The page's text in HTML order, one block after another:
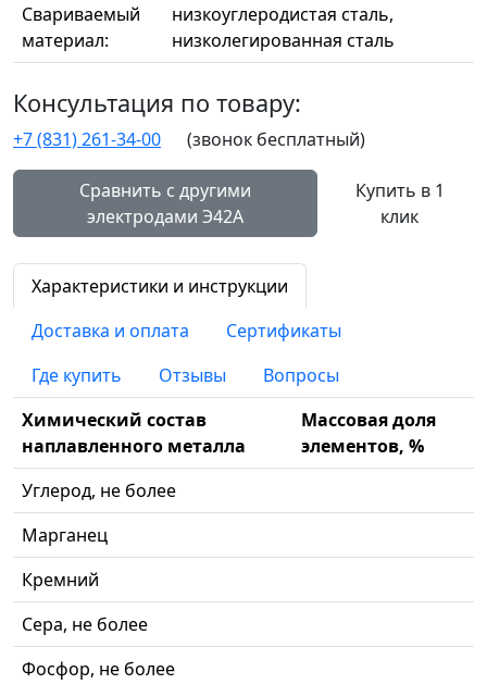
Свариваемый
материал:
низкоуглеродистая сталь,
низколегированная сталь
Консультация по товару:
+7 (831) 261-34-00 (звонок бесплатный)
Сравнить с другими
электродами Э42А
Купить в 1
клик
Характеристики и инструкции
Доставка и оплата
Сертификаты
Где купить
Отзывы
Вопросы
Химический состав
наплавленного металла
Массовая доля
элементов, %
Углерод, не более
Марганец
Кремний
Сера, не более
Фосфор, не более